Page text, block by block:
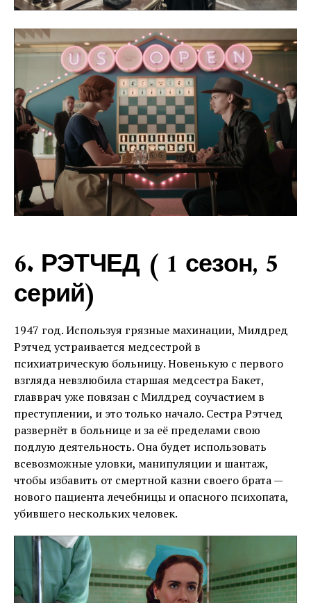
6. РЭТЧЕД ( 1 сезон, 5
серий)
1947 год. Используя грязные махинации, Милдред
Рэтчед устраивается медсестрой в
психиатрическую больницу. Новенькую с первого
взгляда невзлюбила старшая медсестра Бакет,
главврач уже повязан с Милдред соучастием в
преступлении, и это только начало. Сестра Рэтчед
развернёт в больнице и за её пределами свою
подлую деятельность. Она будет использовать
всевозможные уловки, манипуляции и шантаж,
чтобы избавить от смертной казни своего брата —
нового пациента лечебницы и опасного психопата,
убившего нескольких человек.